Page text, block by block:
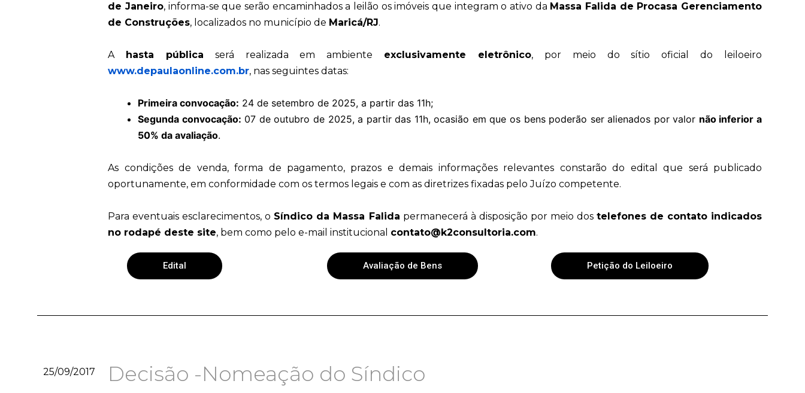
de Janeiro, informa-se que serão encaminhados a leilão os imóveis que integram o ativo da Massa Falida de Procasa Gerenciamento
de Construções, localizados no município de Maricá/RJ.
A hasta pública será realizada em ambiente exclusivamente eletrônico, por meio do sítio oficial do leiloeiro
www.depaulaonline.com.br, nas seguintes datas:
Primeira convocação: 24 de setembro de 2025, a partir das 11h;
Segunda convocação: 07 de outubro de 2025, a partir das 11h, ocasião em que os bens poderão ser alienados por valor não inferior a
50% da avaliação.
As condições de venda, forma de pagamento, prazos e demais informações relevantes constarão do edital que será publicado
oportunamente, em conformidade com os termos legais e com as diretrizes fixadas pelo Juízo competente.
Para eventuais esclarecimentos, o Síndico da Massa Falida permanecerá à disposição por meio dos telefones de contato indicados
no rodapé deste site, bem como pelo e-mail institucional contato@k2consultoria.com.
Edital Avaliação de Bens Petição do Leiloeiro
25/09/2017 Decisão -Nomeação do Síndico